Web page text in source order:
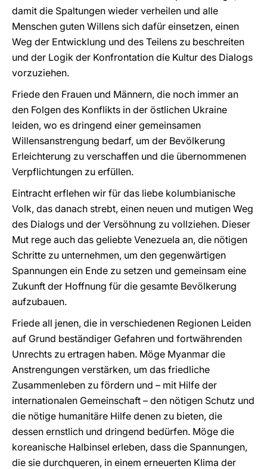
damit die Spaltungen wieder verheilen und alle
Menschen guten Willens sich dafür einsetzen, einen
Weg der Entwicklung und des Teilens zu beschreiten
und der Logik der Konfrontation die Kultur des Dialogs
vorzuziehen.
Friede den Frauen und Männern, die noch immer an
den Folgen des Konflikts in der östlichen Ukraine
leiden, wo es dringend einer gemeinsamen
Willensanstrengung bedarf, um der Bevölkerung
Erleichterung zu verschaffen und die übernommenen
Verpflichtungen zu erfüllen.
Eintracht erflehen wir für das liebe kolumbianische
Volk, das danach strebt, einen neuen und mutigen Weg
des Dialogs und der Versöhnung zu vollziehen. Dieser
Mut rege auch das geliebte Venezuela an, die nötigen
Schritte zu unternehmen, um den gegenwärtigen
Spannungen ein Ende zu setzen und gemeinsam eine
Zukunft der Hoffnung für die gesamte Bevölkerung
aufzubauen.
Friede all jenen, die in verschiedenen Regionen Leiden
auf Grund beständiger Gefahren und fortwährenden
Unrechts zu ertragen haben. Möge Myanmar die
Anstrengungen verstärken, um das friedliche
Zusammenleben zu fördern und – mit Hilfe der
internationalen Gemeinschaft – den nötigen Schutz und
die nötige humanitäre Hilfe denen zu bieten, die
dessen ernstlich und dringend bedürfen. Möge die
koreanische Halbinsel erleben, dass die Spannungen,
die sie durchqueren, in einem erneuerten Klima der